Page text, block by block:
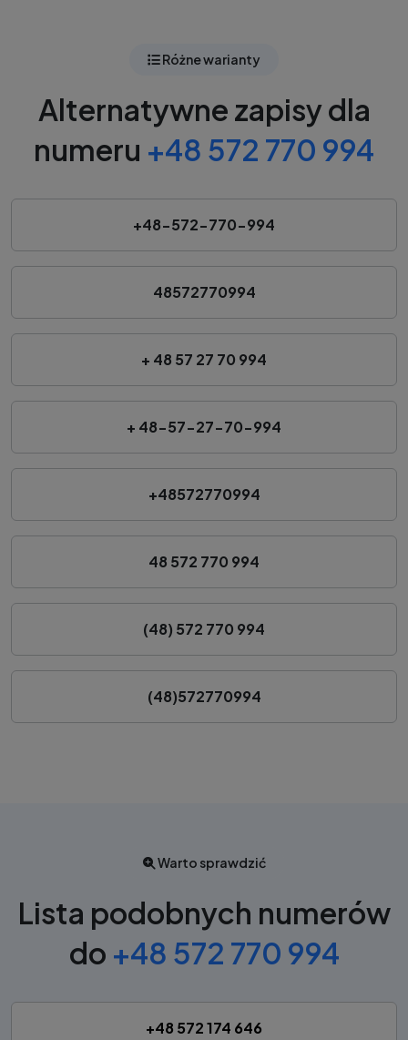
Różne warianty
Alternatywne zapisy dla
numeru +48 572 770 994
+48-572-770-994
48572770994
+ 48 57 27 70 994
+ 48-57-27-70-994
+48572770994
48 572 770 994
(48) 572 770 994
(48)572770994
Warto sprawdzić
Lista podobnych numerów
do +48 572 770 994
+48 572 174 646